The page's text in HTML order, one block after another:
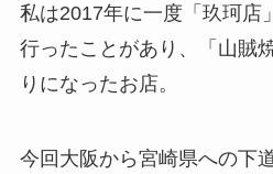
私は2017年に一度「玖珂店
行ったことがあり、「山賊
りになったお店。
今回大阪から宮崎県への下